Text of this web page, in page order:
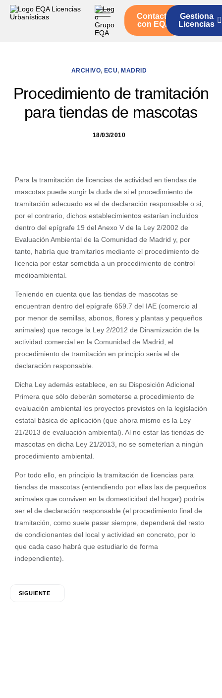
Servicios
Contacto
con EQA
Gestiona
Licencias
ARCHIVO, ECU, MADRID
Procedimiento de tramitación
para tiendas de mascotas
18/03/2010
Para la tramitación de licencias de actividad en tiendas de
mascotas puede surgir la duda de si el procedimiento de
tramitación adecuado es el de declaración responsable o si,
por el contrario, dichos establecimientos estarían incluidos
dentro del epígrafe 19 del Anexo V de la Ley 2/2002 de
Evaluación Ambiental de la Comunidad de Madrid y, por
tanto, habría que tramitarlos mediante el procedimiento de
licencia por estar sometida a un procedimiento de control
medioambiental.
Teniendo en cuenta que las tiendas de mascotas se
encuentran dentro del epígrafe 659.7 del IAE (comercio al
por menor de semillas, abonos, flores y plantas y pequeños
animales) que recoge la Ley 2/2012 de Dinamización de la
actividad comercial en la Comunidad de Madrid, el
procedimiento de tramitación en principio sería el de
declaración responsable.
Dicha Ley además establece, en su Disposición Adicional
Primera que sólo deberán someterse a procedimiento de
evaluación ambiental los proyectos previstos en la legislación
estatal básica de aplicación (que ahora mismo es la Ley
21/2013 de evaluación ambiental). Al no estar las tiendas de
mascotas en dicha Ley 21/2013, no se someterían a ningún
procedimiento ambiental.
Por todo ello, en principio la tramitación de licencias para
tiendas de mascotas (entendiendo por ellas las de pequeños
animales que conviven en la domesticidad del hogar) podría
ser el de declaración responsable (el procedimiento final de
tramitación, como suele pasar siempre, dependerá del resto
de condicionantes del local y actividad en concreto, por lo
que cada caso habrá que estudiarlo de forma
independiente).
SIGUIENTE